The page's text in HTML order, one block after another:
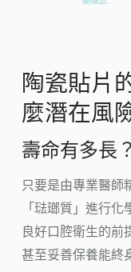
陶瓷貼片
麼潛在風
壽命有多長？
只要是由專業醫師
「琺瑯質」進行
良好口腔衛生的前
甚至妥善保養能終